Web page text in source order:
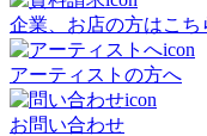
企業、お店の方はこち
アーティストの方へ
お問い合わせ